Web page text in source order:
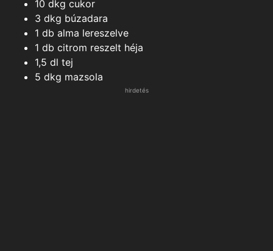
10 dkg cukor
3 dkg búzadara
1 db alma lereszelve
1 db citrom reszelt héja
1,5 dl tej
5 dkg mazsola
hirdetés